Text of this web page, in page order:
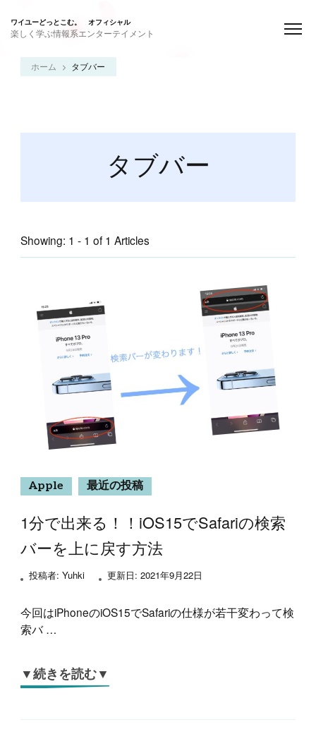
ワイユーどっとこむ。 オフィシャル
楽しく学ぶ情報系エンターテイメント
ホーム タブバー
タブバー
Showing: 1 - 1 of 1 Articles
Apple 最近の投稿
1分で出来る！！iOS15でSafariの検索
バーを上に戻す方法
投稿者: Yuhki 更新日: 2021年9月22日
今回はiPhoneのiOS15でSafariの仕様が若干変わって検
索バ …
▼続きを読む▼